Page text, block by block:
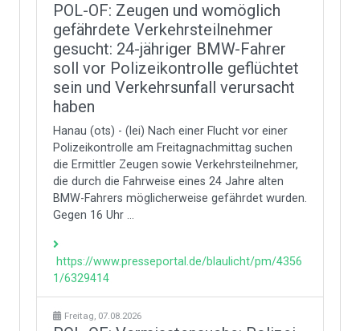
POL-OF: Zeugen und womöglich
gefährdete Verkehrsteilnehmer
gesucht: 24-jähriger BMW-Fahrer
soll vor Polizeikontrolle geflüchtet
sein und Verkehrsunfall verursacht
haben
Hanau (ots) - (lei) Nach einer Flucht vor einer
Polizeikontrolle am Freitagnachmittag suchen
die Ermittler Zeugen sowie Verkehrsteilnehmer,
die durch die Fahrweise eines 24 Jahre alten
BMW-Fahrers möglicherweise gefährdet wurden.
Gegen 16 Uhr ...
https://www.presseportal.de/blaulicht/pm/4356
1/6329414
Freitag, 07.08.2026